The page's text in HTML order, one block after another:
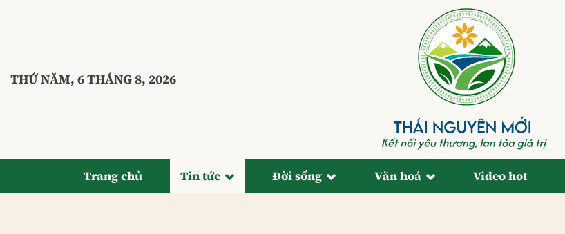
THỨ NĂM, 6 THÁNG 8, 2026
Trang chủ Tin tức Đời sống Văn hoá Video hot